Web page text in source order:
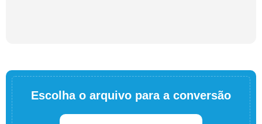
Escolha o arquivo para a conversão